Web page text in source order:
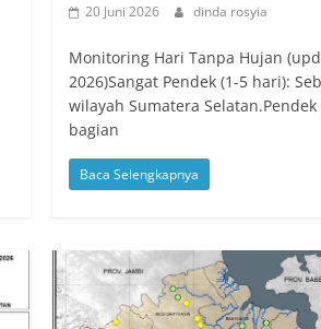
20 Juni 2026 dinda rosyia
Monitoring Hari Tanpa Hujan
2026)Sangat Pendek (1-5 hari):
wilayah Sumatera
bagian
Baca Selengkapnya